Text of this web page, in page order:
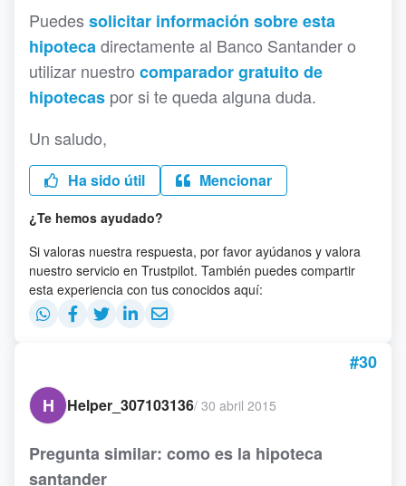
Puedes solicitar información sobre esta
hipotecadirectamente al Banco Santander o
utilizar nuestro comparador gratuito de
hipotecas por si te queda alguna duda.
Un saludo,
Ha sido útil Mencionar
¿Te hemos ayudado?
Si valoras nuestra respuesta, por favor ayúdanos y valora
nuestro servicio en Trustpilot. También puedes compartir
esta experiencia con tus conocidos aquí:
#30
H
Helper_307103136/ 30 abril 2015
Pregunta similar: como es la hipoteca
santander